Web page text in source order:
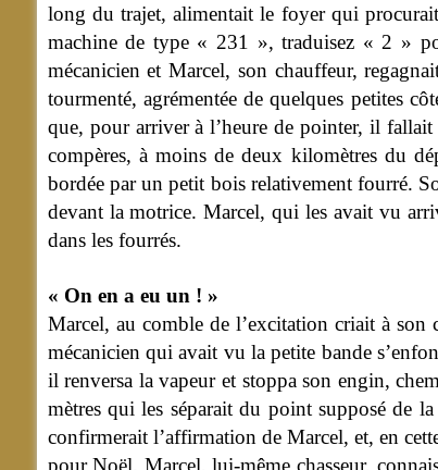
long du trajet, alimentait le foyer qui
machine de type « 231 », traduisez « 2 »
mécanicien et Marcel, son chauffeur,
tourmenté, agrémentée de quelques petites
que, pour arriver à l’heure de pointer, il
compères, à moins de deux kilomètres du
bordée par un petit bois relativement fourré.
devant la motrice. Marcel, qui les avait vu
dans les fourrés.
« On en a eu un ! »
Marcel, au comble de l’excitation criait à son
mécanicien qui avait vu la petite bande
il renversa la vapeur et stoppa son engin,
mètres qui les séparait du point supposé de
confirmerait l’affirmation de Marcel, et, en
pour Noël. Marcel, lui-même chasseur,